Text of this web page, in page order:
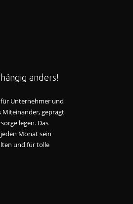
anders!
für Unternehmer und
Miteinander, geprägt
legen. Das
Monat sein
und für tolle